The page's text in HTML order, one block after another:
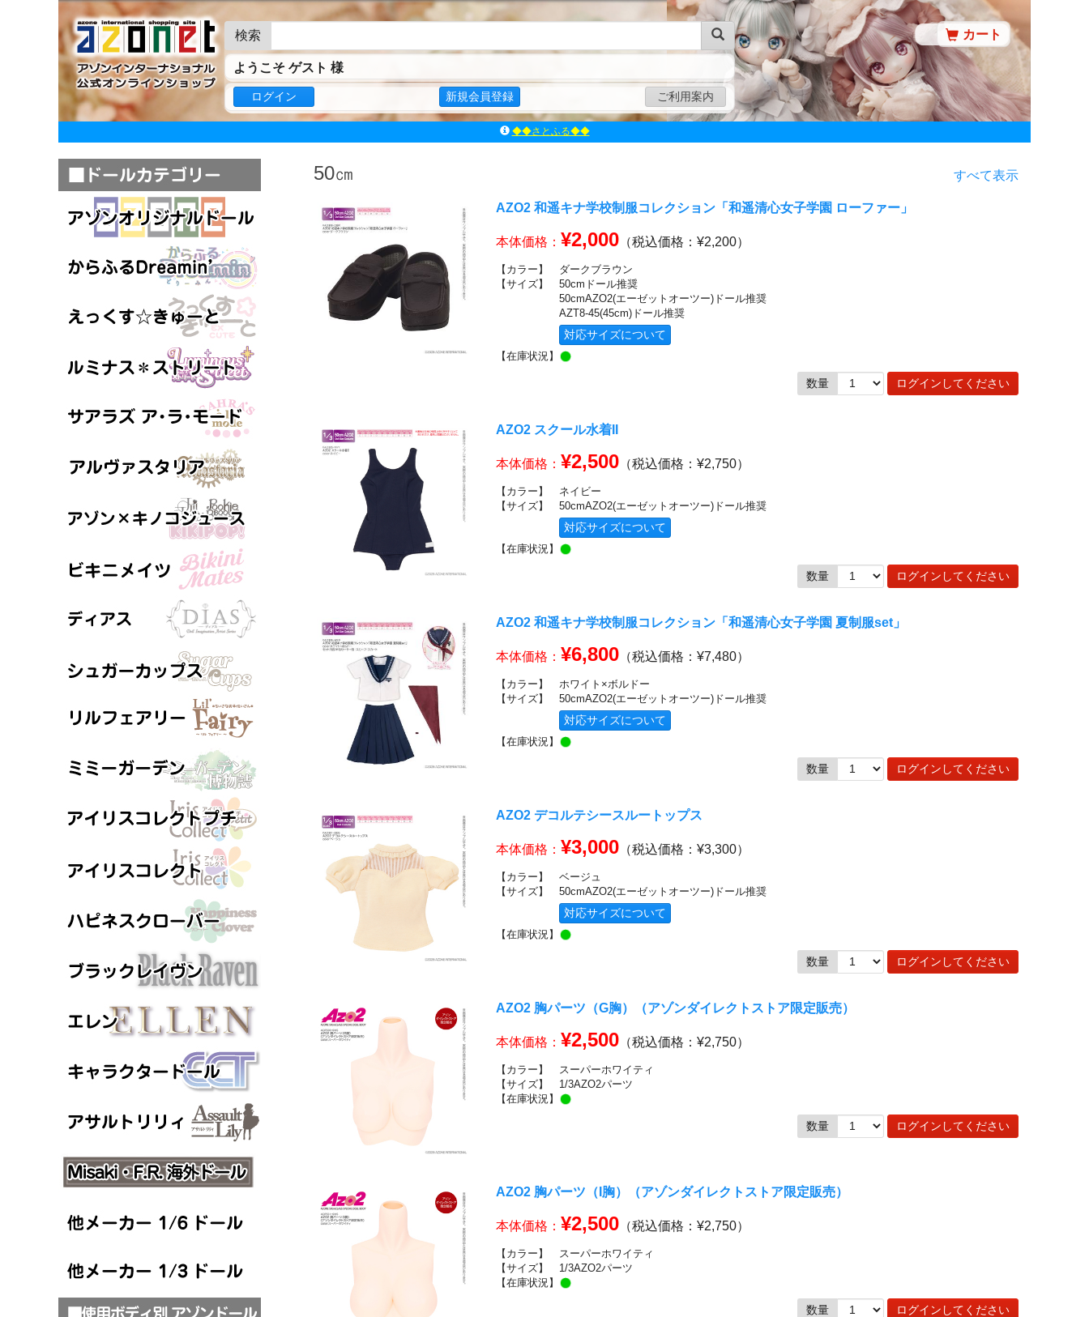
検索
ようこそ ゲスト 様
ログイン 新規会員登録 ご利用案内
カート
ｱｿﾞﾝﾚｰﾍﾞﾙｼｮｯﾌﾟ楽天市場店
よくあるご質問（Q&A）
50㎝ すべて表示
AZO2 和遥キナ学校制服コレクション「和遥清心女子学園 ローファー」
本体価格： ¥2,000 （税込価格：¥2,200）
【カラー】
ダークブラウン
【サイズ】
50cmドール推奨
50cmAZO2(エーゼットオーツー)ドール推奨
AZT8-45(45cm)ドール推奨
対応サイズについて
【在庫状況】
数量 ログインしてください
AZO2 スクール水着II
本体価格： ¥2,500 （税込価格：¥2,750）
【カラー】
ネイビー
【サイズ】
50cmAZO2(エーゼットオーツー)ドール推奨
対応サイズについて
【在庫状況】
数量 ログインしてください
AZO2 和遥キナ学校制服コレクション「和遥清心女子学園 夏制服set」
本体価格： ¥6,800 （税込価格：¥7,480）
【カラー】
ホワイト×ボルドー
【サイズ】
50cmAZO2(エーゼットオーツー)ドール推奨
対応サイズについて
【在庫状況】
数量 ログインしてください
AZO2 デコルテシースルートップス
本体価格： ¥3,000 （税込価格：¥3,300）
【カラー】
ベージュ
【サイズ】
50cmAZO2(エーゼットオーツー)ドール推奨
対応サイズについて
【在庫状況】
数量 ログインしてください
AZO2 胸パーツ（G胸）（アゾンダイレクトストア限定販売）
本体価格： ¥2,500 （税込価格：¥2,750）
【カラー】
スーパーホワイティ
【サイズ】
1/3AZO2パーツ
【在庫状況】
数量 ログインしてください
AZO2 胸パーツ（I胸）（アゾンダイレクトストア限定販売）
本体価格： ¥2,500 （税込価格：¥2,750）
【カラー】
スーパーホワイティ
【サイズ】
1/3AZO2パーツ
【在庫状況】
数量 ログインしてください